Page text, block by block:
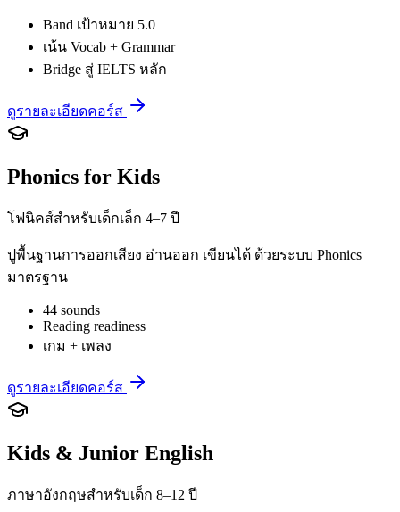
Band เป้าหมาย 5.0
เน้น Vocab + Grammar
Bridge สู่ IELTS หลัก
ดูรายละเอียดคอร์ส
Phonics for Kids
โฟนิคส์สำหรับเด็กเล็ก 4–7 ปี
ปูพื้นฐานการออกเสียง อ่านออก เขียนได้ ด้วยระบบ Phonics
มาตรฐาน
44 sounds
Reading readiness
เกม + เพลง
ดูรายละเอียดคอร์ส
Kids & Junior English
ภาษาอังกฤษสำหรับเด็ก 8–12 ปี